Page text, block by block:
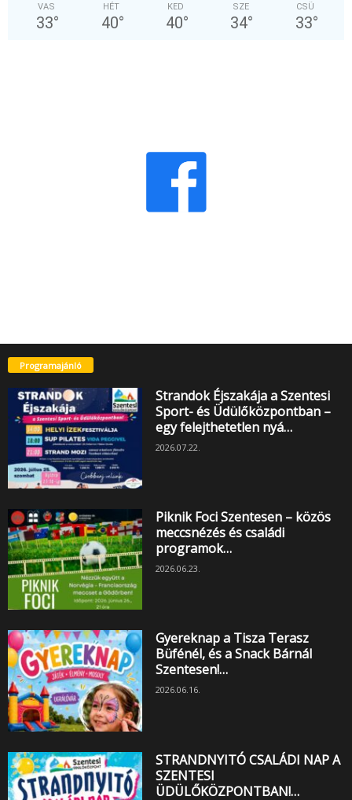
VAS
33°
HÉT
40°
KED
40°
SZE
34°
CSÜ
33°
Programajánló
Strandok Éjszakája a Szentesi
Sport- és Üdülőközpontban –
egy felejthetetlen nyá…
2026.07.22.
Piknik Foci Szentesen – közös
meccsnézés és családi
programok…
2026.06.23.
Gyereknap a Tisza Terasz
Büfénél, és a Snack Bárnál
Szentesen!…
2026.06.16.
STRANDNYITÓ CSALÁDI NAP A
SZENTESI
ÜDÜLŐKÖZPONTBAN!…